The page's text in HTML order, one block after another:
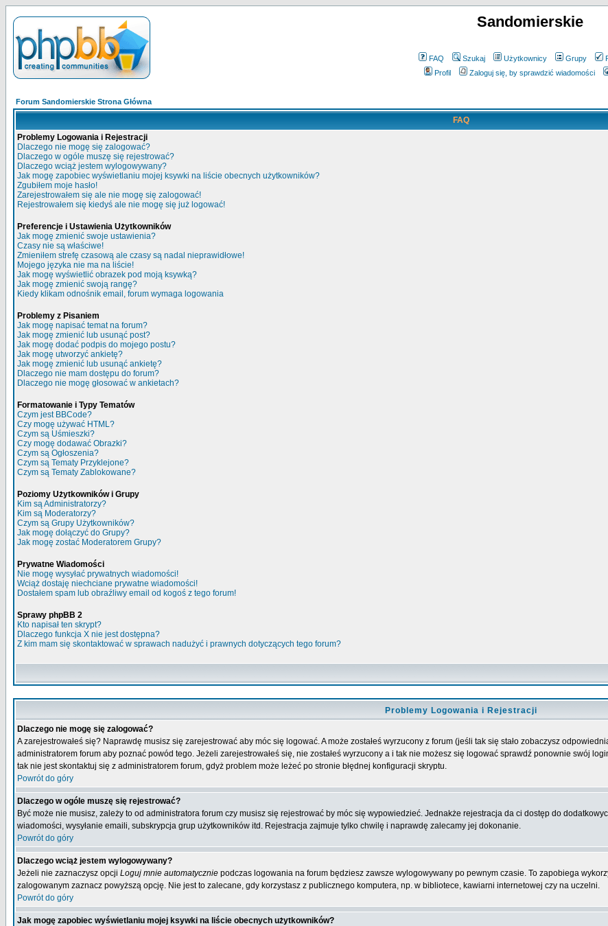
Sandomierskie
FAQ Szukaj Użytkownicy Grupy
Profil
Zaloguj się, by sprawdzić wiadomości
Forum Sandomierskie Strona Główna
FAQ
Problemy Logowania i Rejestracji
Dlaczego nie mogę się zalogować?
Dlaczego w ogóle muszę się rejestrować?
Dlaczego wciąż jestem wylogowywany?
Jak mogę zapobiec wyświetlaniu mojej ksywki na liście obecnych użytkowników?
Zgubiłem moje hasło!
Zarejestrowałem się ale nie mogę się zalogować!
Rejestrowałem się kiedyś ale nie mogę się już logować!
Preferencje i Ustawienia Użytkowników
Jak mogę zmienić swoje ustawienia?
Czasy nie są właściwe!
Zmieniłem strefę czasową ale czasy są nadal nieprawidłowe!
Mojego języka nie ma na liście!
Jak mogę wyświetlić obrazek pod moją ksywką?
Jak mogę zmienić swoją rangę?
Kiedy klikam odnośnik email, forum wymaga logowania
Problemy z Pisaniem
Jak mogę napisać temat na forum?
Jak mogę zmienić lub usunąć post?
Jak mogę dodać podpis do mojego postu?
Jak mogę utworzyć ankietę?
Jak mogę zmienić lub usunąć ankietę?
Dlaczego nie mam dostępu do forum?
Dlaczego nie mogę głosować w ankietach?
Formatowanie i Typy Tematów
Czym jest BBCode?
Czy mogę używać HTML?
Czym są Uśmieszki?
Czy mogę dodawać Obrazki?
Czym są Ogłoszenia?
Czym są Tematy Przyklejone?
Czym są Tematy Zablokowane?
Poziomy Użytkowników i Grupy
Kim są Administratorzy?
Kim są Moderatorzy?
Czym są Grupy Użytkowników?
Jak mogę dołączyć do Grupy?
Jak mogę zostać Moderatorem Grupy?
Prywatne Wiadomości
Nie mogę wysyłać prywatnych wiadomości!
Wciąż dostaję niechciane prywatne wiadomości!
Dostałem spam lub obraźliwy email od kogoś z tego forum!
Sprawy phpBB 2
Kto napisał ten skrypt?
Dlaczego funkcja X nie jest dostępna?
Z kim mam się skontaktować w sprawach nadużyć i prawnych dotyczących tego forum?
Problemy Logowania i Rejestracji
Dlaczego nie mogę się zalogować?
A zarejestrowałeś się? Naprawdę musisz się zarejestrować aby móc się logować. A może zostałeś wyrzucony z forum (jeśli tak się stało zobaczysz
administratorem forum aby poznać powód tego. Jeżeli zarejestrowałeś się, nie zostałeś wyrzucony a i tak nie możesz się logować sprawdź ponownie swój
tak nie jest skontaktuj się z administratorem forum, gdyż problem może leżeć po stronie błędnej konfiguracji skryptu.
Powrót do góry
Dlaczego w ogóle muszę się rejestrować?
Być może nie musisz, zależy to od administratora forum czy musisz się rejestrować by móc się wypowiedzieć. Jednakże rejestracja da ci dostęp do
wiadomości, wysyłanie emaili, subskrypcja grup użytkowników itd. Rejestracja zajmuje tylko chwilę i naprawdę zalecamy jej dokonanie.
Powrót do góry
Dlaczego wciąż jestem wylogowywany?
Jeżeli nie zaznaczysz opcji Loguj mnie automatycznie podczas logowania na forum będziesz zawsze wylogowywany po pewnym czasie. To zapobiega
zalogowanym zaznacz powyższą opcję. Nie jest to zalecane, gdy korzystasz z publicznego komputera, np. w bibliotece, kawiarni internetowej czy na uczelni.
Powrót do góry
Jak mogę zapobiec wyświetlaniu mojej ksywki na liście obecnych użytkowników?